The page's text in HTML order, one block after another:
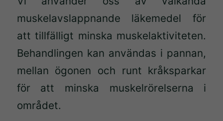
muskelavslappnande läkemedel för
att tillfälligt minska muskelaktiviteten.
Behandlingen kan användas i pannan,
mellan ögonen och runt kråksparkar
för att minska muskelrörelserna i
området.